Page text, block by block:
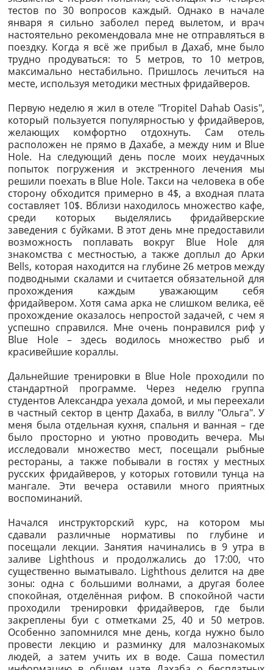
тестов по 30 вопросов каждый. Однако в начале
января я сильно заболел перед вылетом, и врач
настоятельно рекомендовала мне не отправляться в
поездку. Когда я всё же прибыл в Дахаб, мне было
трудно продуваться: то 5 метров, то 10 метров,
максимально нестабильно. Пришлось лечиться на
месте, используя методики местных фридайверов.
Первую неделю я жил в отеле "Tropitel Dahab Oasis",
который пользуется популярностью у фридайверов,
желающих комфортно отдохнуть. Сам отель
расположен не прямо в Дахабе, а между ним и Blue
Hole. На следующий день после моих неудачных
попыток погружения и экстренного лечения мы
решили поехать в Blue Hole. Такси на человека в обе
сторону обходится примерно в 4$, а входная плата
составляет 10$. Вблизи находилось множество кафе,
среди которых выделялись фридайверские
заведения с буйками. В этот день мне предоставили
возможность поплавать вокруг Blue Hole для
знакомства с местностью, а также доплыл до Арки
Bells, которая находится на глубине 26 метров между
подводными скалами и считается обязательной для
прохождения каждым уважающим себя
фридайвером. Хотя сама арка не слишком велика, её
прохождение оказалось непростой задачей, с чем я
успешно справился. Мне очень понравился риф у
Blue Hole – здесь водилось множество рыб и
красивейшие кораллы.
Дальнейшие тренировки в Blue Hole проходили по
стандартной программе. Через неделю группа
студентов Александра уехала домой, и мы переехали
в частный сектор в центр Дахаба, в виллу "Ольга". У
меня была отдельная кухня, спальня и ванная – где
было просторно и уютно проводить вечера. Мы
исследовали множество мест, посещали рыбные
рестораны, а также побывали в гостях у местных
русских фридайверов, у которых готовили тунца на
мангале. Эти вечера оставили много приятных
воспоминаний.
Начался инструкторский курс, на котором мы
сдавали различные нормативы по глубине и
посещали лекции. Занятия начинались в 9 утра в
заливе Lighthous и продолжались до 17:00, что
существенно выматывало. Lighthous делится на две
зоны: одна с большими волнами, а другая более
спокойная, отделённая рифом. В спокойной части
проходили тренировки фридайверов, где были
закреплены буи с отметками 25, 40 и 50 метров.
Особенно запомнился мне день, когда нужно было
провести лекцию и разминку для малознакомых
людей, а затем учить их в воде. Саша поместил